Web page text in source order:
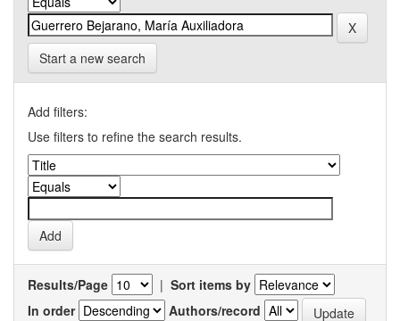
Start a new search
Add filters:
Use filters to refine the search results.
Results/Page | Sort items by
In order
Authors/record